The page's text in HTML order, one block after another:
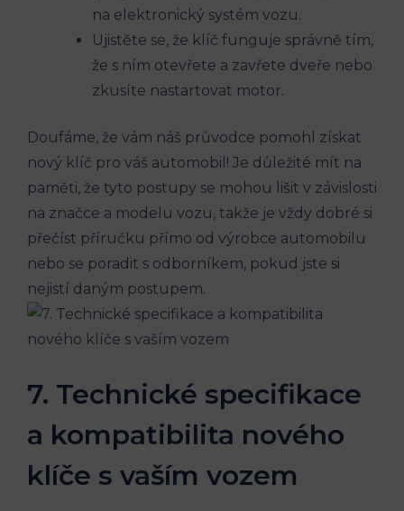
‍na elektronický systém vozu.
Ujistěte se, ⁣že klíč funguje‌ správně tím,
že s ním⁤ otevřete ‍a​ zavřete​ dveře⁢ nebo
zkusíte ​nastartovat‌ motor.
Doufáme,‍ že vám náš průvodce pomohl získat
nový klíč pro váš ​automobil! Je důležité mít na
paměti, že tyto‌ postupy se mohou lišit v závislosti
na značce a⁣ modelu vozu, takže ⁢je ‌vždy dobré ‌si
přečíst příručku přímo ⁤od výrobce automobilu
nebo se ⁤poradit​ s odborníkem, pokud jste si
nejistí daným⁢ postupem.
7. ‍Technické specifikace
a‌ kompatibilita nového
klíče ⁣s vaším vozem